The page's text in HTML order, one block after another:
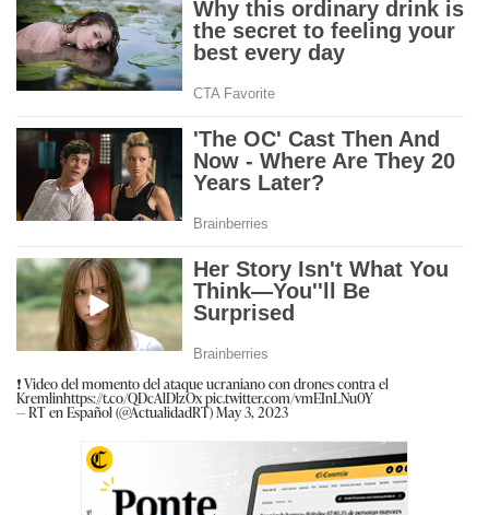
❗️ Video del momento del ataque ucraniano con drones contra el
Kremlinhttps://t.co/QDcAlDlzOxpic.twitter.com/vmEInLNu0Y
— RT en Español (@ActualidadRT)May 3, 2023